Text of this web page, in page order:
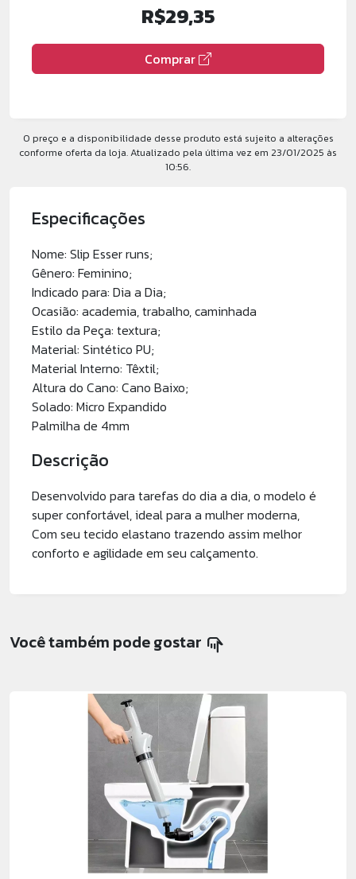
R$29,35
Comprar
O preço e a disponibilidade desse produto está sujeito a alterações
conforme oferta da loja. Atualizado pela última vez em 23/01/2025 às
10:56.
Especificações
Nome: Slip Esser runs;
Gênero: Feminino;
Indicado para: Dia a Dia;
Ocasião: academia, trabalho, caminhada
Estilo da Peça: textura;
Material: Sintético PU;
Material Interno: Têxtil;
Altura do Cano: Cano Baixo;
Solado: Micro Expandido
Palmilha de 4mm
Descrição
Desenvolvido para tarefas do dia a dia, o modelo é
super confortável, ideal para a mulher moderna,
Com seu tecido elastano trazendo assim melhor
conforto e agilidade em seu calçamento.
Você também pode gostar pan_tool_alt